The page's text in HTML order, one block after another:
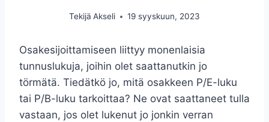
Tekijä Akseli 19 syyskuun, 2023
Osakesijoittamiseen liittyy monenlaisia
tunnuslukuja, joihin olet saattanutkin jo
törmätä. Tiedätkö jo, mitä osakkeen P/E-luku
tai P/B-luku tarkoittaa? Ne ovat saattaneet tulla
vastaan, jos olet lukenut jo jonkin verran